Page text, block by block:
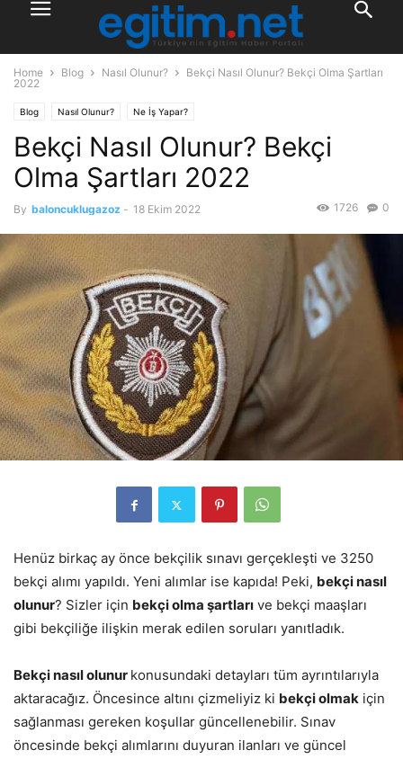
Home Blog Nasıl Olunur?
Bekçi Nasıl Olunur? Bekçi Olma Şartları
2022
Blog Nasıl Olunur? Ne İş Yapar?
Bekçi Nasıl Olunur? Bekçi
Olma Şartları 2022
By baloncuklugazoz - 18 Ekim 2022 0
1726
Henüz birkaç ay önce bekçilik sınavı gerçekleşti ve 3250
bekçi alımı yapıldı. Yeni alımlar ise kapıda! Peki, bekçi nasıl
olunur? Sizler için bekçi olma şartları ve bekçi maaşları
gibi bekçiliğe ilişkin merak edilen soruları yanıtladık.
Bekçi nasıl olunur konusundaki detayları tüm ayrıntılarıyla
aktaracağız. Öncesince altını çizmeliyiz ki bekçi olmak için
sağlanması gereken koşullar güncellenebilir. Sınav
öncesinde bekçi alımlarını duyuran ilanları ve güncel